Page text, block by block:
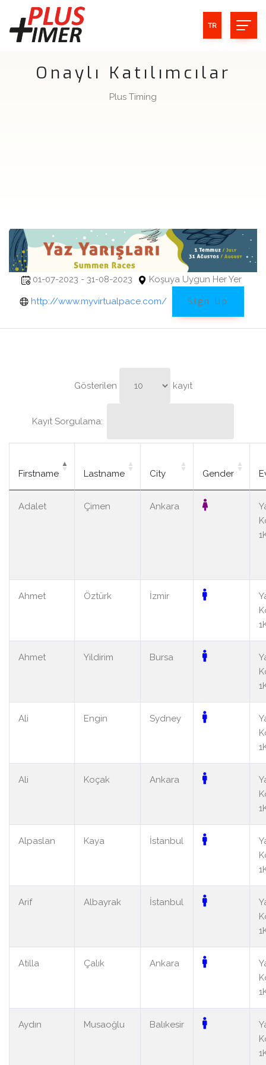
TR
Onaylı Katılımcılar
Plus Timing
01-07-2023 - 31-08-2023 Koşuya Uygun Her Yer
http://www.myvirtualpace.com/ Sign Up
Gösterilen kayıt
Kayıt Sorgulama:
Firstname Lastname City Gender
Adalet Çimen Ankara
Ahmet Öztürk İzmir
Ahmet Yildirim Bursa
Ali Engin Sydney
Ali Koçak Ankara
Alpaslan Kaya İstanbul
Arif Albayrak İstanbul
Atilla Çalık Ankara
Aydın Musaoğlu Balıkesir